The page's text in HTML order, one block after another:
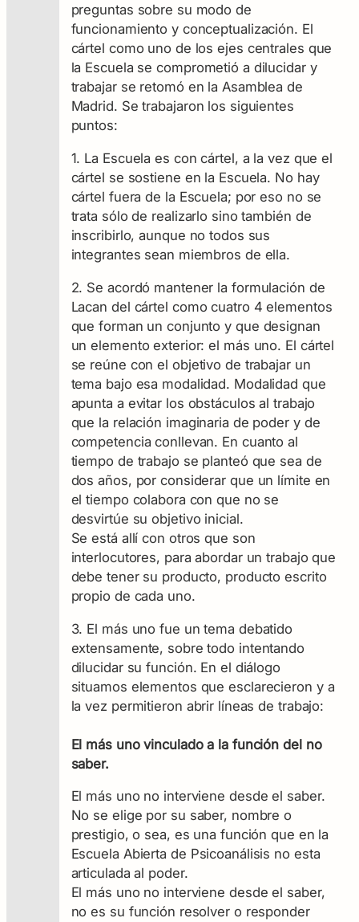
preguntas sobre su modo de
funcionamiento y conceptualización. El
cártel como uno de los ejes centrales que
la Escuela se comprometió a dilucidar y
trabajar se retomó en la Asamblea de
Madrid. Se trabajaron los siguientes
puntos:
1. La Escuela es con cártel, a la vez que el
cártel se sostiene en la Escuela. No hay
cártel fuera de la Escuela; por eso no se
trata sólo de realizarlo sino también de
inscribirlo, aunque no todos sus
integrantes sean miembros de ella.
2. Se acordó mantener la formulación de
Lacan del cártel como cuatro 4 elementos
que forman un conjunto y que designan
un elemento exterior: el más uno. El cártel
se reúne con el objetivo de trabajar un
tema bajo esa modalidad. Modalidad que
apunta a evitar los obstáculos al trabajo
que la relación imaginaria de poder y de
competencia conllevan. En cuanto al
tiempo de trabajo se planteó que sea de
dos años, por considerar que un límite en
el tiempo colabora con que no se
desvirtúe su objetivo inicial.
Se está allí con otros que son
interlocutores, para abordar un trabajo que
debe tener su producto, producto escrito
propio de cada uno.
3. El más uno fue un tema debatido
extensamente, sobre todo intentando
dilucidar su función. En el diálogo
situamos elementos que esclarecieron y a
la vez permitieron abrir líneas de trabajo:
El más uno vinculado a la función del no
saber.
El más uno no interviene desde el saber.
No se elige por su saber, nombre o
prestigio, o sea, es una función que en la
Escuela Abierta de Psicoanálisis no esta
articulada al poder.
El más uno no interviene desde el saber,
no es su función resolver o responder